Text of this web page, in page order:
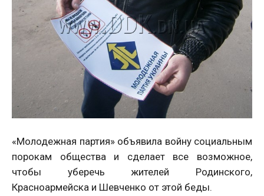
«Молодежная партия» объявила войну социальным
порокам общества и сделает все возможное,
чтобы уберечь жителей Родинского,
Красноармейска и Шевченко от этой беды.